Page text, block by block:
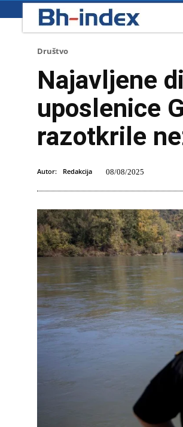
Društvo
Najavljene
uposlenice
razotkrile
Autor: Redakcija 08/08/2025